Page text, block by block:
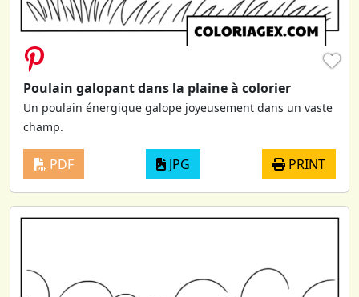
♥
Poulain galopant dans la plaine à colorier
Un poulain énergique galope joyeusement dans un vaste
champ.
PDF JPG PRINT